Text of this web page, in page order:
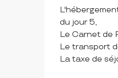
du jour 5,
Le Carnet de
Le transport
La taxe de